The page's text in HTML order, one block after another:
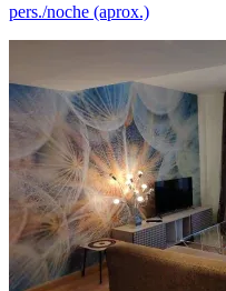
pers./noche (aprox.)